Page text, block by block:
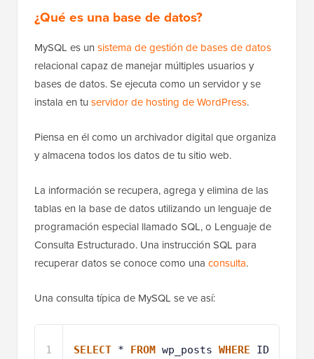
¿Qué es una base de datos?
MySQL es un sistema de gestión de bases de datos
relacional capaz de manejar múltiples usuarios y
bases de datos. Se ejecuta como un servidor y se
instala en tu servidor de hosting de WordPress.
Piensa en él como un archivador digital que organiza
y almacena todos los datos de tu sitio web.
La información se recupera, agrega y elimina de las
tablas en la base de datos utilizando un lenguaje de
programación especial llamado SQL, o Lenguaje de
Consulta Estructurado. Una instrucción SQL para
recuperar datos se conoce como una consulta.
Una consulta típica de MySQL se ve así:
1 SELECT * FROM wp_posts WHERE
ID